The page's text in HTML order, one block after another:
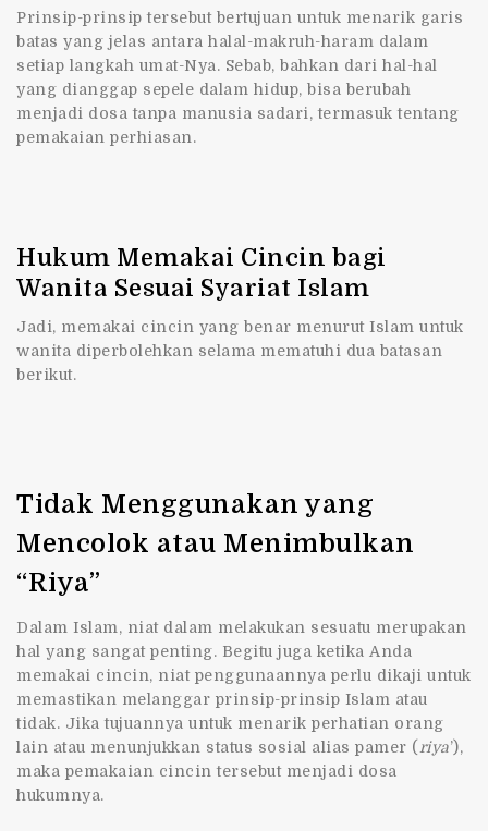
Prinsip-prinsip tersebut bertujuan untuk menarik garis
batas yang jelas antara halal-makruh-haram dalam
setiap langkah umat-Nya. Sebab, bahkan dari hal-hal
yang dianggap sepele dalam hidup, bisa berubah
menjadi dosa tanpa manusia sadari, termasuk tentang
pemakaian perhiasan.
Hukum Memakai Cincin bagi
Wanita Sesuai Syariat Islam
Jadi, memakai cincin yang benar menurut Islam untuk
wanita diperbolehkan selama mematuhi dua batasan
berikut.
Tidak Menggunakan yang
Mencolok atau Menimbulkan
“Riya”
Dalam Islam, niat dalam melakukan sesuatu merupakan
hal yang sangat penting. Begitu juga ketika Anda
memakai cincin, niat penggunaannya perlu dikaji untuk
memastikan melanggar prinsip-prinsip Islam atau
tidak. Jika tujuannya untuk menarik perhatian orang
lain atau menunjukkan status sosial alias pamer (riya’),
maka pemakaian cincin tersebut menjadi dosa
hukumnya.